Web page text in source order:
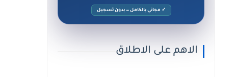
✓ مجاني بالكامل — بدون تسجيل
الاهم على الاطلاق